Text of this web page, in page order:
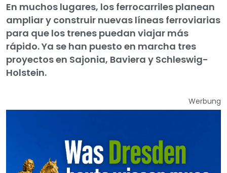
En muchos lugares, los ferrocarriles planean
ampliar y construir nuevas líneas ferroviarias
para que los trenes puedan viajar más
rápido. Ya se han puesto en marcha tres
proyectos en Sajonia, Baviera y Schleswig-
Holstein.
Werbung